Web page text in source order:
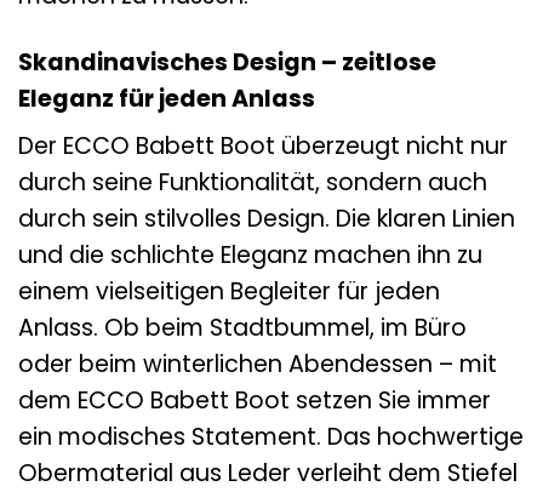
Skandinavisches Design – zeitlose
Eleganz für jeden Anlass
Der ECCO Babett Boot überzeugt nicht nur
durch seine Funktionalität, sondern auch
durch sein stilvolles Design. Die klaren Linien
und die schlichte Eleganz machen ihn zu
einem vielseitigen Begleiter für jeden
Anlass. Ob beim Stadtbummel, im Büro
oder beim winterlichen Abendessen – mit
dem ECCO Babett Boot setzen Sie immer
ein modisches Statement. Das hochwertige
Obermaterial aus Leder verleiht dem Stiefel